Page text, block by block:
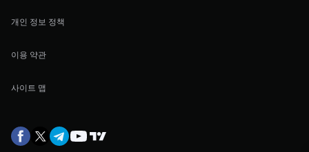
개인 정보 정책
이용 약관
사이트 맵